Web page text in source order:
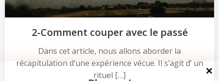
2-Comment couper avec le passé
Dans cet article, nous allons aborder la
récapitulation d’une expérience vécue. Il s’agit d’ un
rituel […]